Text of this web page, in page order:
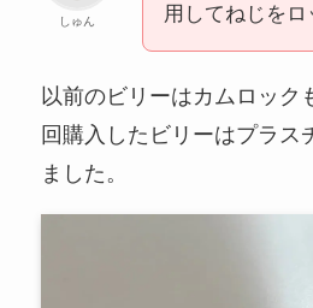
しゅん
用してねじをロ
以前のビリーはカムロック
回購入したビリーはプラス
ました。